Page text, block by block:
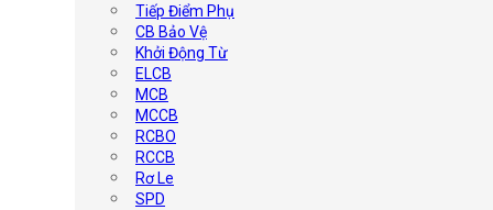
Tiếp Điểm Phụ
CB Bảo Vệ
Khởi Động Từ
ELCB
MCB
MCCB
RCBO
RCCB
Rơ Le
SPD